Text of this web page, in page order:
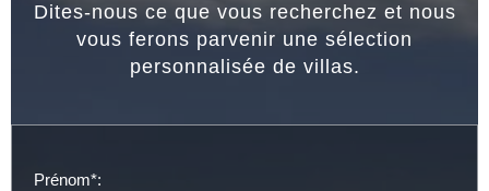
Dites-nous ce que vous recherchez et nous
vous ferons parvenir une sélection
personnalisée de villas.
Prénom*: